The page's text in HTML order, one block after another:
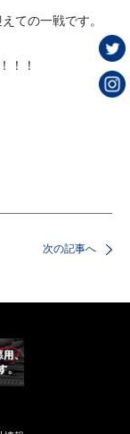
ての一戦です。
！！
次の記事へ